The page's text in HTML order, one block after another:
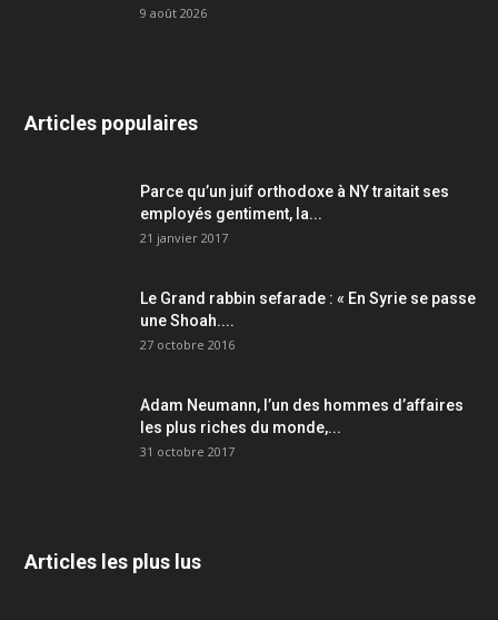
9 août 2026
Articles populaires
Parce qu’un juif orthodoxe à NY traitait ses
employés gentiment, la...
21 janvier 2017
Le Grand rabbin sefarade : « En Syrie se passe
une Shoah....
27 octobre 2016
Adam Neumann, l’un des hommes d’affaires
les plus riches du monde,...
31 octobre 2017
Articles les plus lus